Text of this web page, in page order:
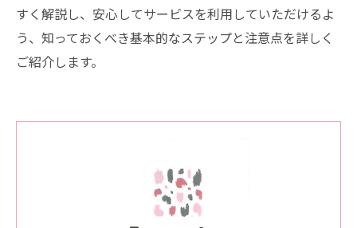
すく解説し、安心してサービスを利用していただけるよ
う、知っておくべき基本的なステップと注意点を詳しく
ご紹介します。